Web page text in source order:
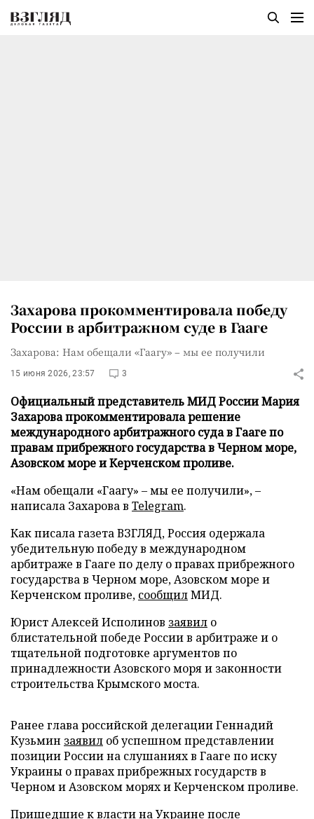
Захарова прокомментировала победу
России в арбитражном суде в Гааге
Захарова: Нам обещали «Гаагу» – мы ее получили
15 июня 2026, 23:57 3
Официальный представитель МИД России Мария
Захарова прокомментировала решение
международного арбитражного суда в Гааге по
правам прибрежного государства в Черном море,
Азовском море и Керченском проливе.
«Нам обещали «Гаагу» – мы ее получили», –
написала Захарова в Telegram.
Как писала газета ВЗГЛЯД, Россия одержала
убедительную победу в международном
арбитраже в Гааге по делу о правах прибрежного
государства в Черном море, Азовском море и
Керченском проливе, сообщилМИД.
Юрист Алексей Исполинов заявил о
блистательной победе России в арбитраже и о
тщательной подготовке аргументов по
принадлежности Азовского моря и законности
строительства Крымского моста.
Ранее глава российской делегации Геннадий
Кузьмин заявил об успешном представлении
позиции России на слушаниях в Гааге по иску
Украины о правах прибрежных государств в
Черном и Азовском морях и Керченском проливе.
Пришедшие к власти на Украине после